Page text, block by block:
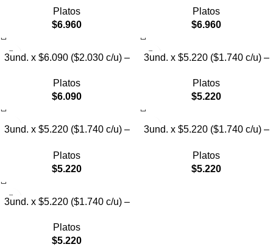
Platos
$6.960
Pollito
Platos
$6.960
3und. x $6.090 ($2.030 c/u) –
Platos
$6.090
3und. x $5.220 ($1.740 c/u) –
Platos
$5.220
3und. x $5.220 ($1.740 c/u) –
Platos
$5.220
3und. x $5.220 ($1.740 c/u) –
Platos
$5.220
3und. x $5.220 ($1.740 c/u) –
Platos
$5.220